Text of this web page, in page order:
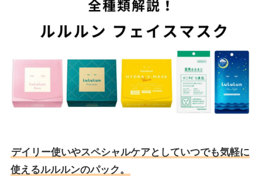
デイリー使いやスペシャルケアとしていつでも気軽に
使えるルルルンのパック。